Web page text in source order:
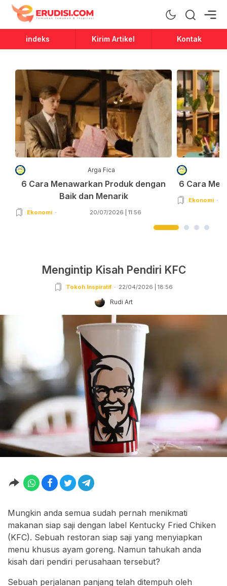
Erudisi
Temukan Jawaban dan Inspirasi
indeks Kirim Artikel Kontak
Arga Fica
6 Cara Menawarkan Produk dengan
Baik dan Menarik
Ekonomi 20/07/2026 | 11:56
6 Cara
Ekonomi
Mengintip Kisah Pendiri KFC
Tokoh Inspiratif 22/04/2026 | 18:56
Rudi Art
Mungkin anda semua sudah pernah menikmati
makanan siap saji dengan label Kentucky Fried Chiken
(KFC). Sebuah restoran siap saji yang menyiapkan
menu khusus ayam goreng. Namun tahukah anda
kisah dari pendiri perusahaan tersebut?
Sebuah perjalanan panjang telah ditempuh oleh